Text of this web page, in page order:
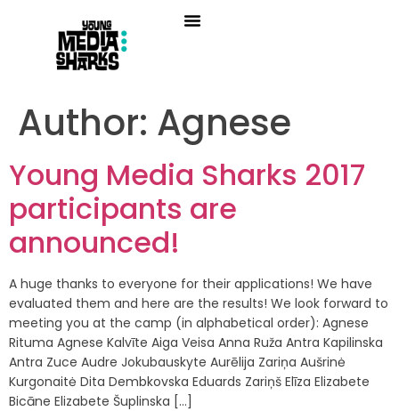
Author: Agnese
Young Media Sharks 2017
participants are
announced!
A huge thanks to everyone for their applications! We have
evaluated them and here are the results! We look forward to
meeting you at the camp (in alphabetical order): Agnese
Rituma Agnese Kalvīte Aiga Veisa Anna Ruža Antra Kapilinska
Antra Zuce Audre Jokubauskyte Aurēlija Zariņa Aušrinė
Kurgonaitė Dita Dembkovska Eduards Zariņš Elīza Elizabete
Bicāne Elizabete Šuplinska […]